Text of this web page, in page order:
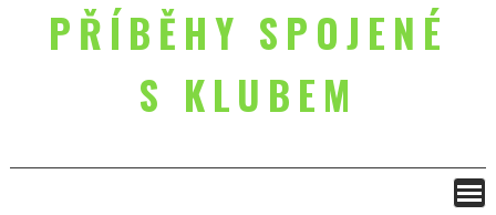
PŘÍBĚHY SPOJENÉ
S KLUBEM